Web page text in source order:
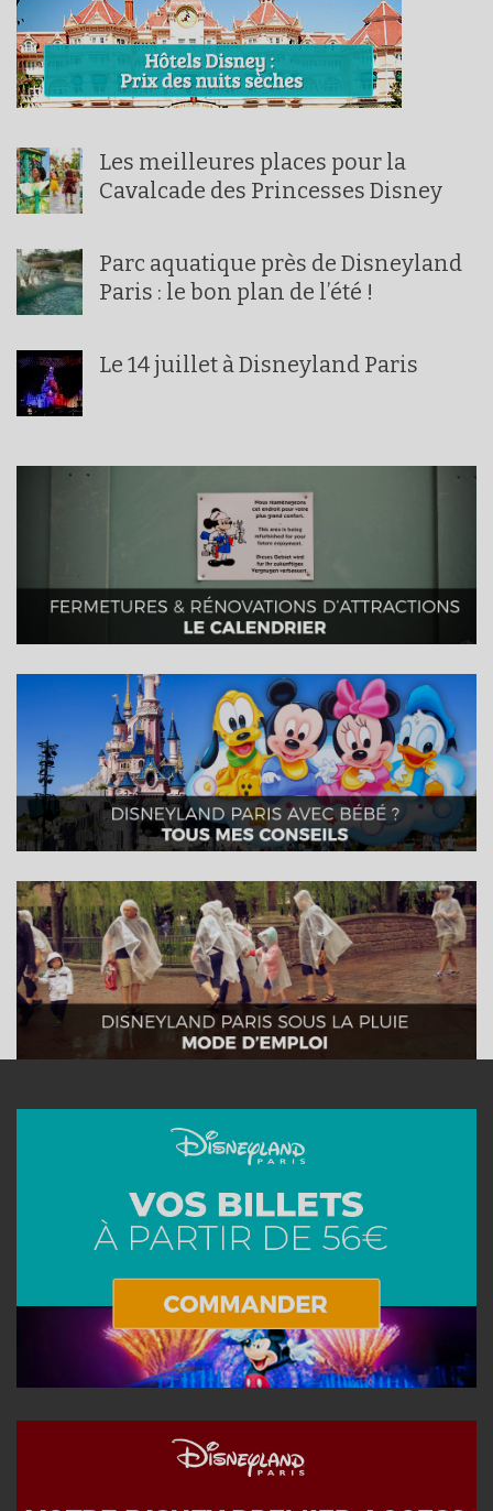
Les meilleures places pour la
Cavalcade des Princesses Disney
Parc aquatique près de Disneyland
Paris : le bon plan de l’été !
Le 14 juillet à Disneyland Paris